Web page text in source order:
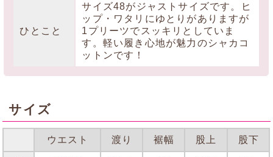
ひとこと
サイズ48がジャストサイズです。ヒ
ップ・ワタリにゆとりがありますが
1プリーツでスッキリとしていま
す。軽い履き心地が魅力のシャカコ
ットンです！
サイズ
ウエスト 渡り 裾幅 股上 股下